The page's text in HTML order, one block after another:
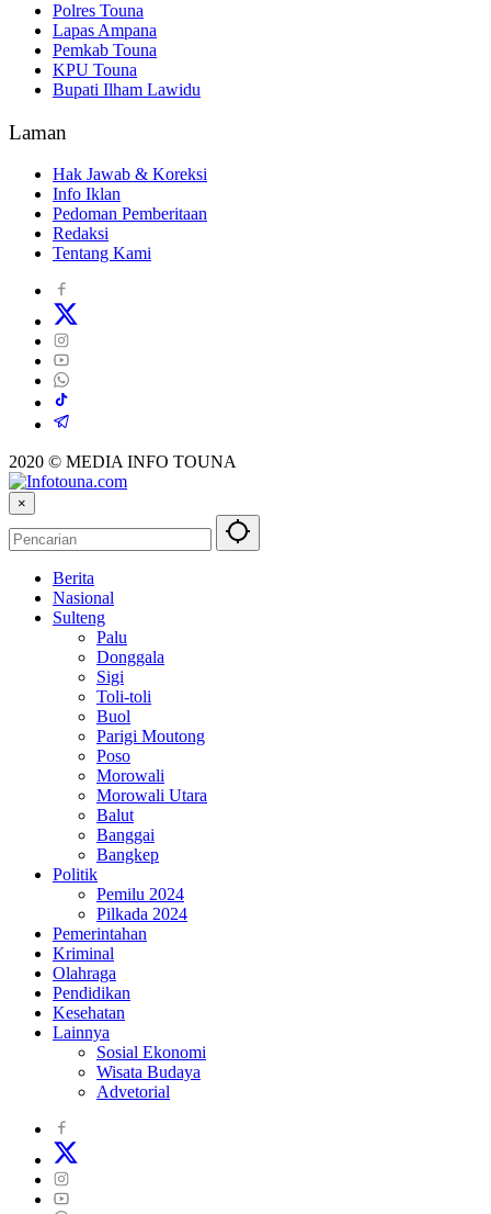
Polres Touna
Lapas Ampana
Pemkab Touna
KPU Touna
Bupati Ilham Lawidu
Laman
Hak Jawab & Koreksi
Info Iklan
Pedoman Pemberitaan
Redaksi
Tentang Kami
2020 © MEDIA INFO TOUNA
×
Berita
Nasional
Sulteng
Palu
Donggala
Sigi
Toli-toli
Buol
Parigi Moutong
Poso
Morowali
Morowali Utara
Balut
Banggai
Bangkep
Politik
Pemilu 2024
Pilkada 2024
Pemerintahan
Kriminal
Olahraga
Pendidikan
Kesehatan
Lainnya
Sosial Ekonomi
Wisata Budaya
Advetorial